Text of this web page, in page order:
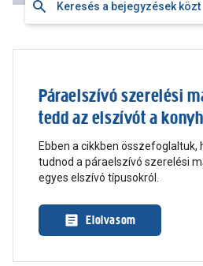
Páraelszívó szerelési
tedd az elszívót a
Ebben a cikkben összefoglaltuk,
tudnod a páraelszívó szerelési
egyes elszívó típusokról.
Elolvasom